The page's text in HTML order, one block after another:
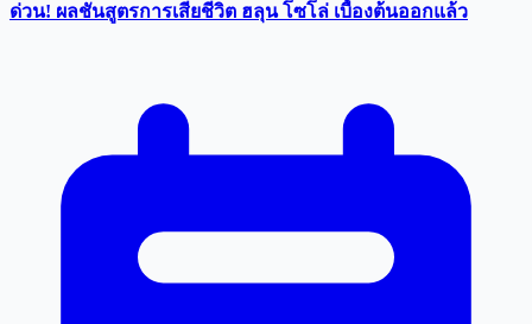
ด่วน! ผลชันสูตรการเสียชีวิต ฮลุน โซโล่ เบื้องต้นออกแล้ว